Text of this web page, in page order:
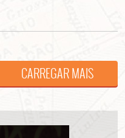
CARREGAR MAIS